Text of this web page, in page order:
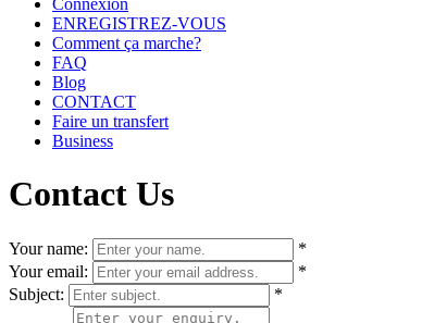
Connexion
ENREGISTREZ-VOUS
Comment ça marche?
FAQ
Blog
CONTACT
Faire un transfert
Business
Contact Us
Your name:
*
Your email:
*
Subject:
*